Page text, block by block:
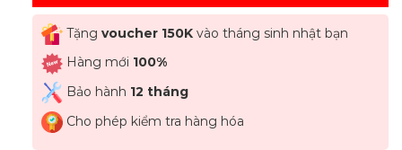
Tặng voucher 150Kvào tháng sinh nhật bạn
Hàng mới 100%
Bảo hành 12 tháng
Cho phép kiểm tra hàng hóa